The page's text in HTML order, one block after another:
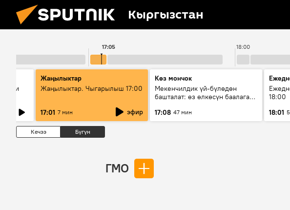
Кыргызстан
18:00
17:05
Жаңылыктар
Жаңылыктар. Чыгарылыш 17:00
17:01 7 мин эфир
Көз мончок
Мекенчилдик үй-бүлөдөн
башталат: өз өлкөсүн баалаган
керек?
17:08 47 мин
18:00
18:01
Кечээ Бүгүн
ГМО